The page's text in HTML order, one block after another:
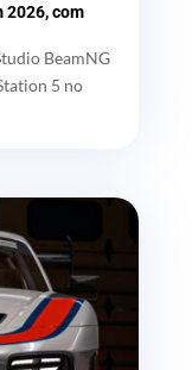
2026, com
BeamNG
5 no